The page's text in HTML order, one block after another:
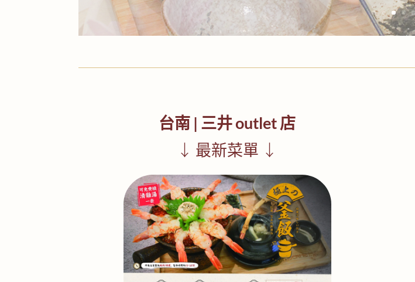
台南 | 三井 outlet 店
↓ 最新菜單 ↓